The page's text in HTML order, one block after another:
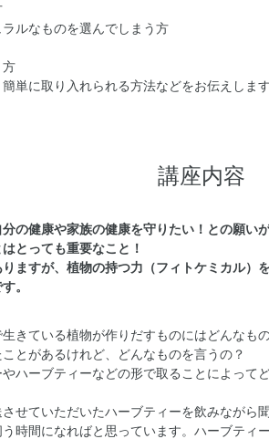
ルなものを選んでしまう方
方
単に取り入れられる方法などをお伝えします
講座内容
の健康や家族の健康を守りたい！との願い
とっても重要なこと！
ますが、植物の持つ力（フィトケミカル）
。
きている植物が作りだすものにはどんなも
とがあるけれど、どんなものを言うの？
ハーブティーなどの形で取ることによって
せていただいたハーブティーを飲みながら
時間になればと思っています。ハーブティ